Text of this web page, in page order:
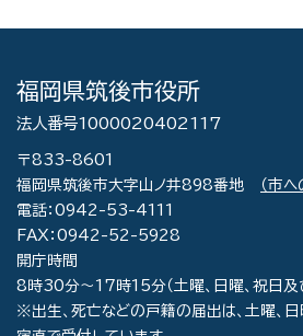
福岡県筑後市役所
法人番号1000020402117
〒833-8601
福岡県筑後市大字山ノ井898番地
（市へ
電話：0942-53-4111
FAX：0942-52-5928
開庁時間
8時30分～17時15分（土曜、日曜、祝日及
※出生、死亡などの戸籍の届出は、土曜、